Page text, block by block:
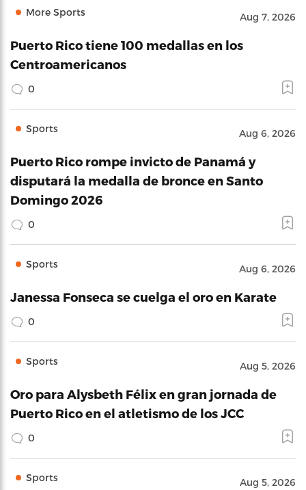
More Sports Aug 7, 2026
Puerto Rico tiene 100 medallas en los
Centroamericanos
0
Sports Aug 6, 2026
Puerto Rico rompe invicto de Panamá y
disputará la medalla de bronce en Santo
Domingo 2026
0
Sports Aug 6, 2026
Janessa Fonseca se cuelga el oro en Karate
0
Sports Aug 5, 2026
Oro para Alysbeth Félix en gran jornada de
Puerto Rico en el atletismo de los JCC
0
Sports Aug 5, 2026